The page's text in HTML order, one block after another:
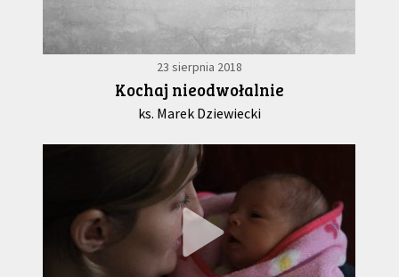
23 sierpnia 2018
Kochaj nieodwołalnie
ks. Marek Dziewiecki